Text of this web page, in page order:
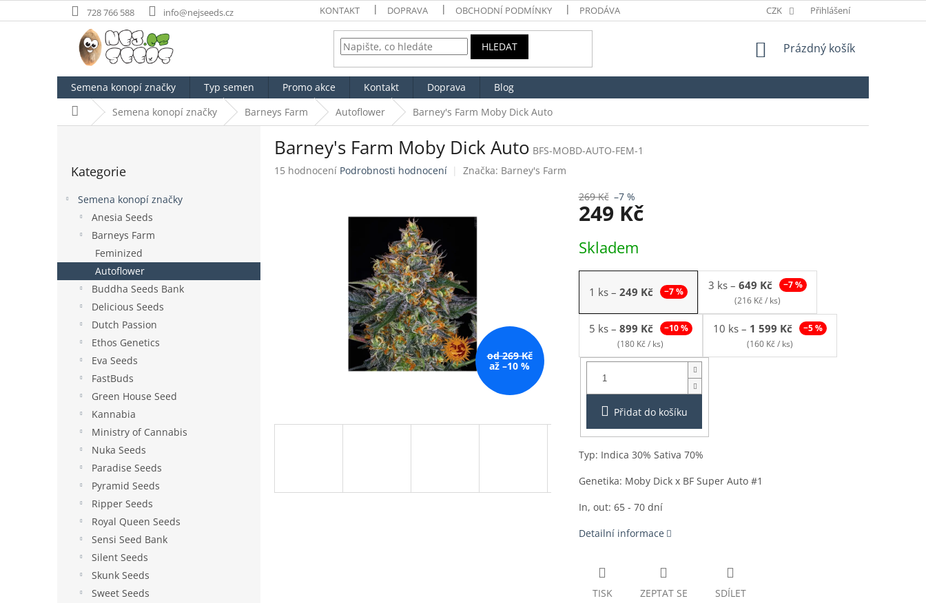
na
728 766 588 info@nejseeds.cz KONTAKT DOPRAVA OBCHODNÍ PODMÍNKY PRODÁVANÉ ZNAČKY ODSTOUPENÍ OD SMLOUVY
CZK Přihlášení
HLEDAT
NÁKUPNÍ
Prázdný košík
Semena konopí značky Typ semen Promo akce Kontakt Doprava
Blog
Domů Semena konopí značky Barneys Farm Autoflower Barney's Farm Moby Dick Auto
a
kategorie
Kategorie
Semena konopí značky
Anesia Seeds
Barneys Farm
Feminized
Autoflower
Buddha Seeds Bank
Delicious Seeds
Dutch Passion
Ethos Genetics
Eva Seeds
FastBuds
Green House Seed
Kannabia
Ministry of Cannabis
Nuka Seeds
Paradise Seeds
Pyramid Seeds
Ripper Seeds
Royal Queen Seeds
Sensi Seed Bank
Silent Seeds
Skunk Seeds
Sweet Seeds
Barney's Farm Moby Dick Auto BFS-MOBD-AUTO-FEM-1
Průměrné
15 hodnocení Podrobnosti hodnocení Značka: Barney's Farm
od 269 Kč
až –10 %
269 Kč –7 %
249 Kč
cena:
Skladem
1 ks – 249 Kč −7 % 3 ks – 649 Kč
−7 %
(216 Kč / ks)
5 ks – 899 Kč
−10 %
(180 Kč / ks)
10 ks – 1 599 Kč
−5 %
(160 Kč / ks)
Balení:
Přidat do košíku
Typ: Indica 30% Sativa 70%
Genetika: Moby Dick x BF Super Auto #1
In, out: 65 - 70 dní
Detailní informace
TISK ZEPTAT SE SDÍLET